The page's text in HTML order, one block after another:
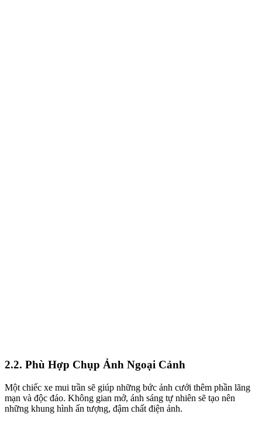
2.2. Phù Hợp Chụp Ảnh Ngoại Cảnh
Một chiếc xe mui trần sẽ giúp những bức ảnh cưới thêm phần lãng
mạn và độc đáo. Không gian mở, ánh sáng tự nhiên sẽ tạo nên
những khung hình ấn tượng, đậm chất điện ảnh.